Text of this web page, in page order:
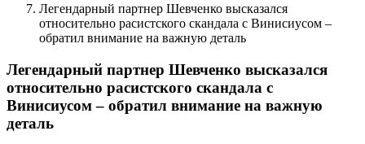
Легендарный партнер Шевченко высказался
относительно расистского скандала с Винисиусом –
обратил внимание на важную деталь
Легендарный партнер Шевченко высказался
относительно расистского скандала с
Винисиусом – обратил внимание на важную
деталь